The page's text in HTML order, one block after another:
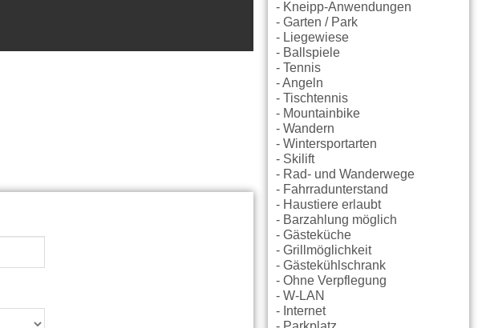
- Kneipp-Anwendungen
- Garten / Park
- Liegewiese
- Ballspiele
- Tennis
- Angeln
- Tischtennis
- Mountainbike
- Wandern
- Wintersportarten
- Skilift
- Rad- und Wanderwege
- Fahrradunterstand
- Haustiere erlaubt
- Barzahlung möglich
- Gästeküche
- Grillmöglichkeit
- Gästekühlschrank
- Ohne Verpflegung
- W-LAN
- Internet